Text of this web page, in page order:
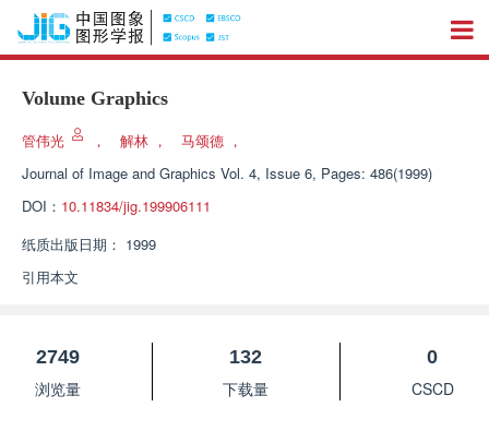
Volume Graphics
管伟光 ， 解林 ， 马颂德 ，
Journal of Image and Graphics Vol. 4, Issue 6, Pages: 486(1999)
DOI： 10.11834/jig.199906111
纸质出版日期： 1999
引用本文
2749
浏览量
132
下载量
0
CSCD